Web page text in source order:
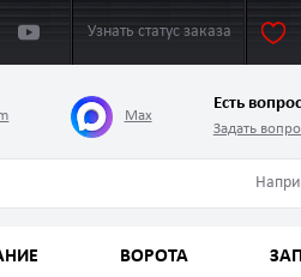
Узнать статус заказа
Max
Есть
Задать
ВОРОТА